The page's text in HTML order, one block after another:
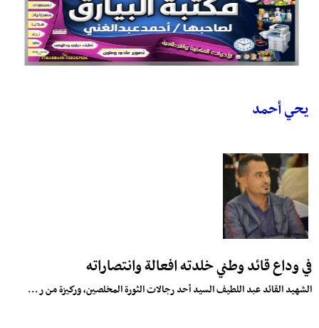
يحي أحمد
في وداع قائد وطني خلدته افعالة وانتصاراته
الشهيد القائد عبد اللطيف السيد أحد رجالات الثورة المخلصين، وركيزة من ر...